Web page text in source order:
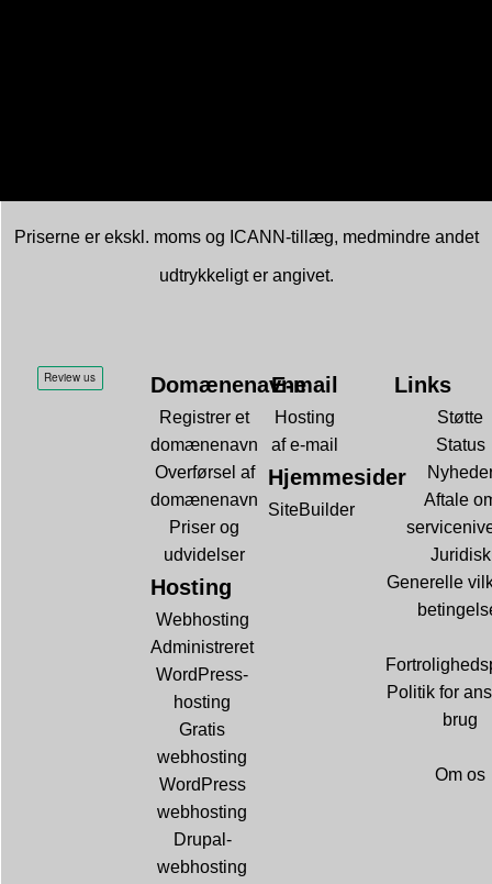
Priserne er ekskl. moms og ICANN-tillæg, medmindre andet
udtrykkeligt er angivet.
Domænenavne
Registrer et
domænenavn
Overførsel af
domænenavn
Priser og
udvidelser
Hosting
Webhosting
Administreret
WordPress-
hosting
Gratis
webhosting
WordPress
webhosting
Drupal-
webhosting
E-mail
Hosting
af e-mail
Hjemmesider
SiteBuilder
Links
Støtte
Status
Aftale
Juridisk
Generelle
Politik for
brug
Om os